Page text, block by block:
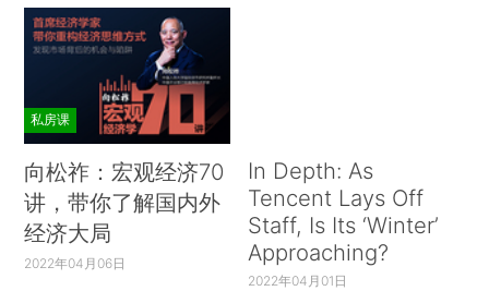
私房课
向松祚：宏观经济70
讲，带你了解国内外
经济大局
2022年04月06日
In Depth: As
Tencent Lays Off
Staff, Is Its ‘Winter’
Approaching?
2022年04月01日